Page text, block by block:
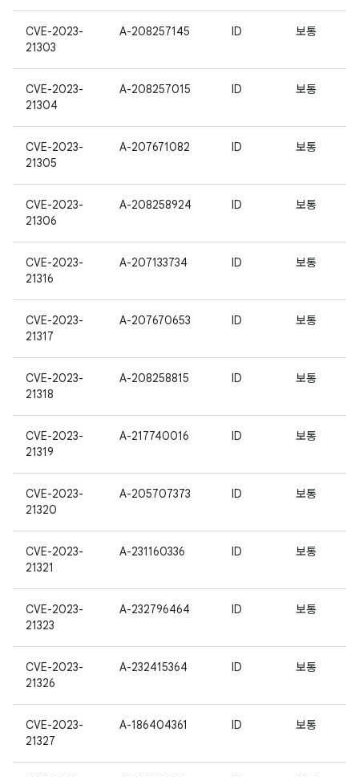
CVE-2023-
21303
A-208257145 ID 보통
CVE-2023-
21304
A-208257015 ID 보통
CVE-2023-
21305
A-207671082 ID 보통
CVE-2023-
21306
A-208258924 ID 보통
CVE-2023-
21316
A-207133734 ID 보통
CVE-2023-
21317
A-207670653 ID 보통
CVE-2023-
21318
A-208258815 ID 보통
CVE-2023-
21319
A-217740016 ID 보통
CVE-2023-
21320
A-205707373 ID 보통
CVE-2023-
21321
A-231160336 ID 보통
CVE-2023-
21323
A-232796464 ID 보통
CVE-2023-
21326
A-232415364 ID 보통
CVE-2023-
21327
A-186404361 ID 보통